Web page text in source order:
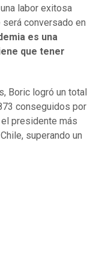
labor exitosa
será conversado en
es una
que tener
Boric logró un total
conseguidos por
presidente más
superando un